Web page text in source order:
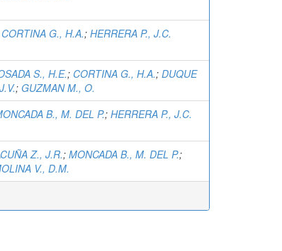
CORTINA G., H.A.; HERRERA P., J.C.
S., H.E.; CORTINA G., H.A.; DUQUE
; GUZMAN M., O.
B., M. DEL P.; HERRERA P., J.C.
Z., J.R.; MONCADA B., M. DEL P.;
V., D.M.